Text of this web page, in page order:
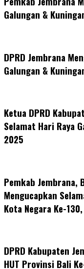
Galungan &
DPRD Jembrana
Galungan &
Ketua DPRD
Selamat Hari Raya
2025
Pemkab Jembrana,
Mengucapkan
Kota Negara Ke-
DPRD Kabupaten
HUT Provinsi Bali